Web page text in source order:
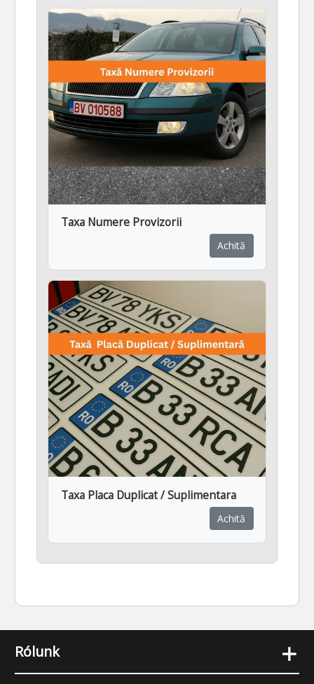
Taxa Numere Provizorii
Achită
Taxa Placa Duplicat / Suplimentara
Achită
Rólunk
+